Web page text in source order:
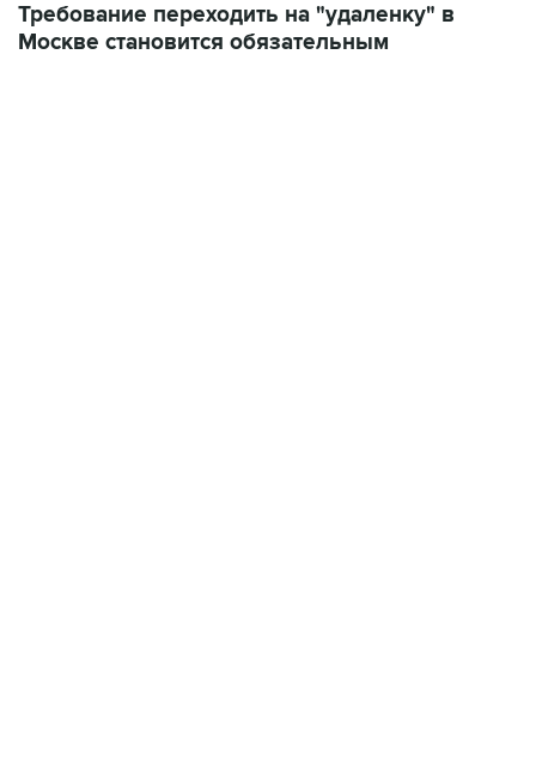
Требование переходить на "удаленку" в
Москве становится обязательным